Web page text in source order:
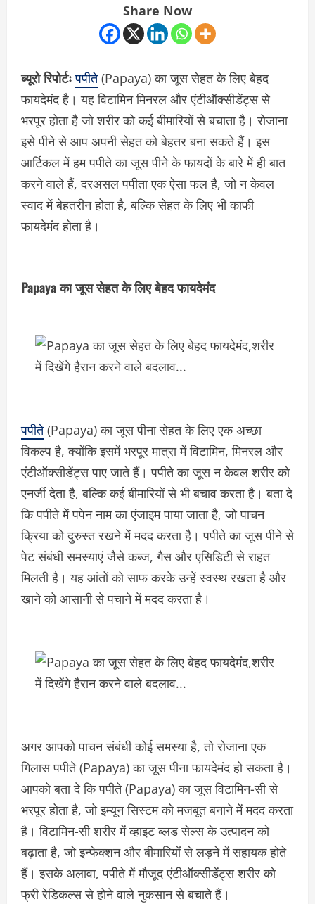
Share Now
ब्यूरो रिपोर्टः पपीते(Papaya) का जूस सेहत के लिए बेहद
फायदेमंद है। यह विटामिन मिनरल और एंटीऑक्सीडेंट्स से
भरपूर होता है जो शरीर को कई बीमारियों से बचाता है। रोजाना
इसे पीने से आप अपनी सेहत को बेहतर बना सकते हैं। इस
आर्टिकल में हम पपीते का जूस पीने के फायदों के बारे में ही बात
करने वाले हैं, दरअसल पपीता एक ऐसा फल है, जो न केवल
स्वाद में बेहतरीन होता है, बल्कि सेहत के लिए भी काफी
फायदेमंद होता है।
Papaya का जूस सेहत के लिए बेहद फायदेमंद
पपीते(Papaya) का जूस पीना सेहत के लिए एक अच्छा
विकल्प है, क्योंकि इसमें भरपूर मात्रा में विटामिन, मिनरल और
एंटीऑक्सीडेंट्स पाए जाते हैं। पपीते का जूस न केवल शरीर को
एनर्जी देता है, बल्कि कई बीमारियों से भी बचाव करता है। बता दे
कि पपीते में पपेन नाम का एंजाइम पाया जाता है, जो पाचन
क्रिया को दुरुस्त रखने में मदद करता है। पपीते का जूस पीने से
पेट संबंधी समस्याएं जैसे कब्ज, गैस और एसिडिटी से राहत
मिलती है। यह आंतों को साफ करके उन्हें स्वस्थ रखता है और
खाने को आसानी से पचाने में मदद करता है।
अगर आपको पाचन संबंधी कोई समस्या है, तो रोजाना एक
गिलास पपीते (Papaya) का जूस पीना फायदेमंद हो सकता है।
आपको बता दे कि पपीते (Papaya) का जूस विटामिन-सी से
भरपूर होता है, जो इम्यून सिस्टम को मजबूत बनाने में मदद करता
है। विटामिन-सी शरीर में व्हाइट ब्लड सेल्स के उत्पादन को
बढ़ाता है, जो इन्फेक्शन और बीमारियों से लड़ने में सहायक होते
हैं। इसके अलावा, पपीते में मौजूद एंटीऑक्सीडेंट्स शरीर को
फ्री रेडिकल्स से होने वाले नुकसान से बचाते हैं।